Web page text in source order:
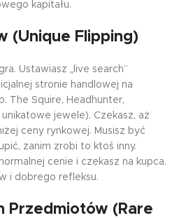
kapitału.
(Unique Flipping)
Ustawiasz „live search”
stronie handlowej na
The Squire, Headhunter,
jewele). Czekasz, aż
ceny rynkowej. Musisz być
zanim zrobi to ktoś inny.
cenie i czekasz na kupca.
i dobrego refleksu.
Przedmiotów (Rare